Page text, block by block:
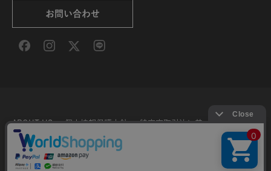
お問い合わせ
ABOUT US 個人情報保護方針 特定商取引法に基づく表示
利用規約 サイト利用条件